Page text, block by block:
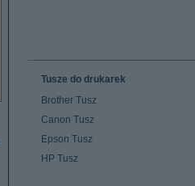
Tusze do drukarek
Brother Tusz
Canon Tusz
Epson Tusz
HP Tusz